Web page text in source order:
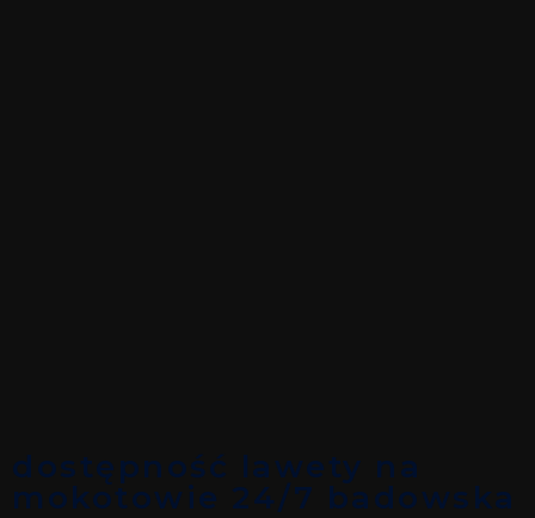
dostępność lawety na
mokotowie 24/7 badowska